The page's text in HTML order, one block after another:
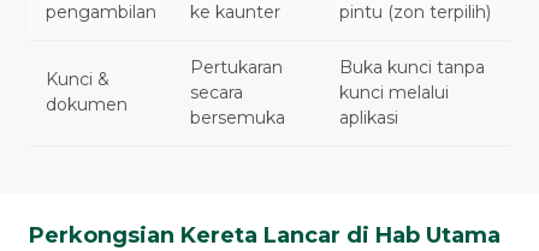
pengambilan
ke kaunter
pintu (zon terpilih)
Kunci &
dokumen
Pertukaran
secara
bersemuka
Buka kunci tanpa
kunci melalui
aplikasi
Perkongsian Kereta Lancar di Hab Utama